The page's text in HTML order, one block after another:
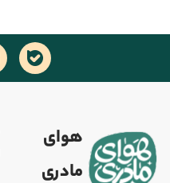
هوای
مادری